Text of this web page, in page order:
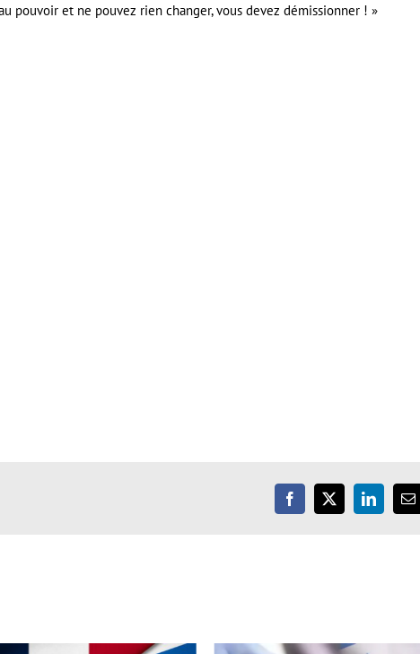
pouvoir et ne pouvez rien changer, vous devez démissionner ! »
Facebook
X LinkedIn